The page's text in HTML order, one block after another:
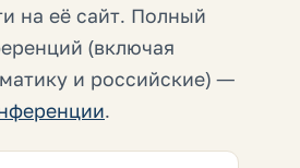
на её сайт. Полный
(включая
и российские) —
.